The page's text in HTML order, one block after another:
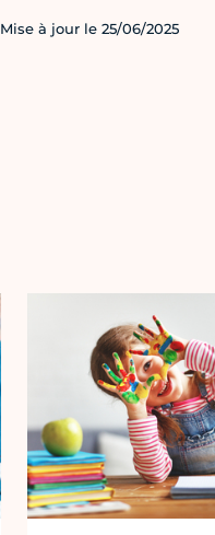
Mise à jour le 25/06/2025